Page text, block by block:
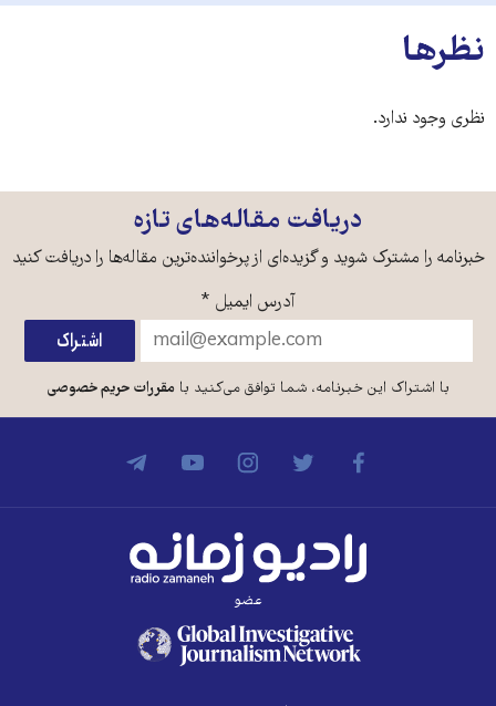
نظرها
نظری وجود ندارد.
دریافت مقاله‌های تازه
خبرنامه را مشترک شوید و گزیده‌ای از پرخواننده‌ترین مقاله‌ها را دریافت کنید
آدرس ایمیل *
با اشتراک این خبرنامه، شما توافق می‌کنید بامقررات حریم خصوصی
عضو